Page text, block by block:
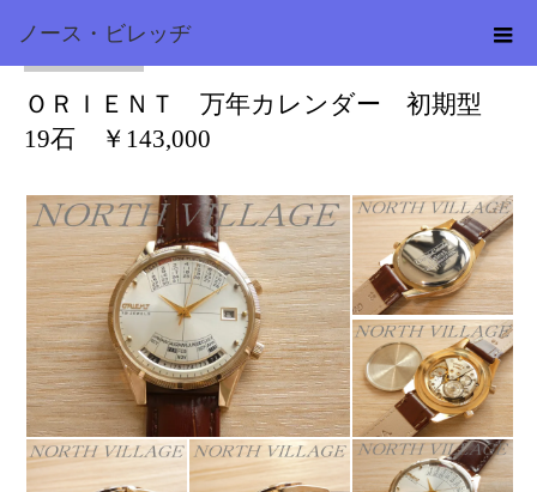
ノース・ビレッヂ
ＯＲＩＥＮＴ 万年カレンダー 初期型
19石 ￥143,000